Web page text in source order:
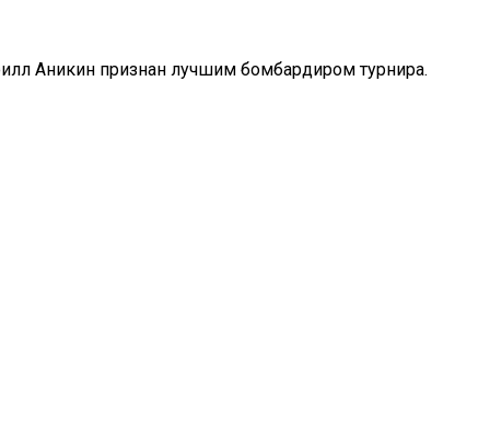
Аникин признан лучшим бомбардиром турнира.